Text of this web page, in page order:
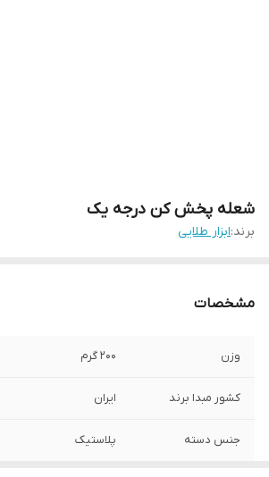
شعله پخش کن درجه یک
برند:ابزار طلایی
مشخصات
وزن ۲۰۰ گرم
کشور مبدا برند ایران
جنس دسته پلاستیک